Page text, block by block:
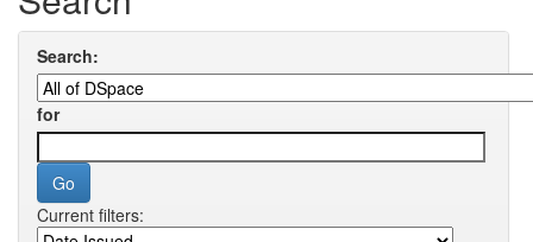
Search:
for
Current filters: